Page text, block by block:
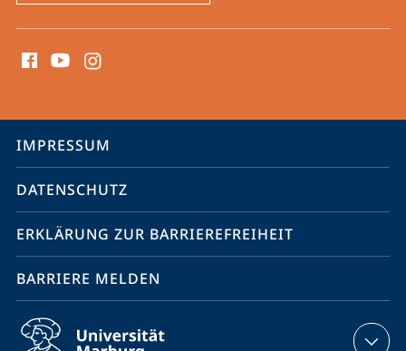
Media
Service-
Navigation
IMPRESSUM
DATENSCHUTZ
ERKLÄRUNG ZUR BARRIEREFREIHEIT
BARRIERE MELDEN